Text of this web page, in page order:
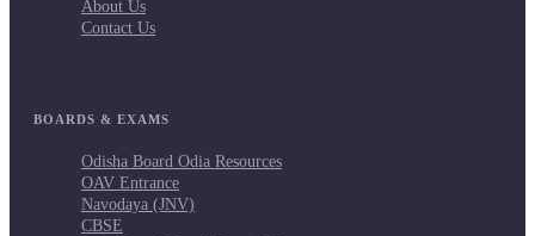
About Us
Contact Us
BOARDS & EXAMS
Odisha Board Odia Resources
OAV Entrance
Navodaya (JNV)
CBSE